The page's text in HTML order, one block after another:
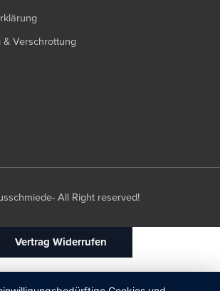
Verschrottung
All Right reserved!
Vertrag Widerrufen